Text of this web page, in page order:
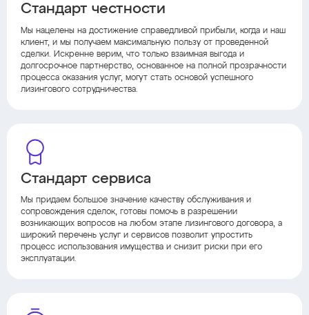
Стандарт честности
Мы нацелены на достижение справедливой прибыли, когда и наш
клиент, и мы получаем максимальную пользу от проведенной
сделки. Искренне верим, что только взаимная выгода и
долгосрочное партнерство, основанное на полной прозрачности
процесса оказания услуг, могут стать основой успешного
лизингового сотрудничества.
Стандарт сервиса
Мы придаем большое значение качеству обслуживания и
сопровождения сделок, готовы помочь в разрешении
возникающих вопросов на любом этапе лизингового договора, а
широкий перечень услуг и сервисов позволит упростить
процесс использования имущества и снизит риски при его
эксплуатации.